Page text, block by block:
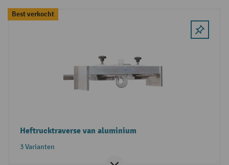
Best verkocht
Heftrucktraverse van aluminium
3 Varianten